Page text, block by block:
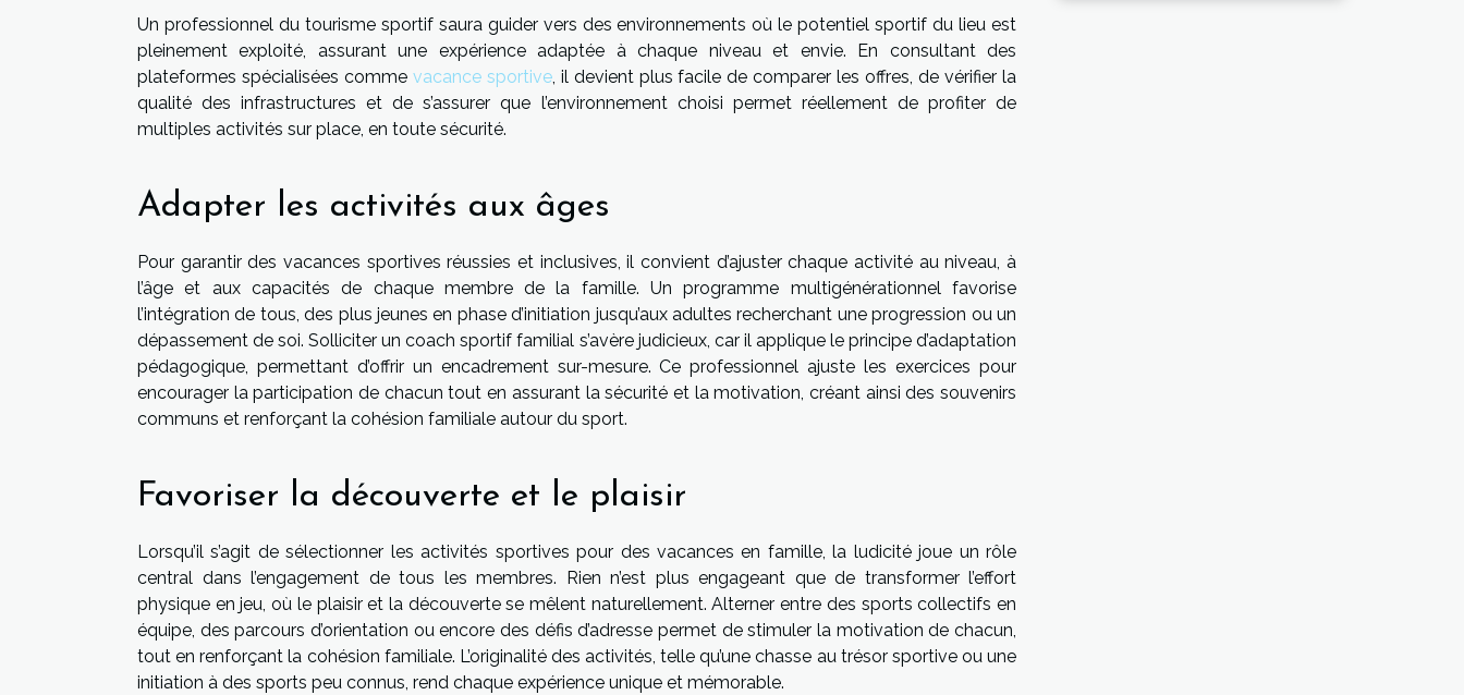
Un professionnel du tourisme sportif saura guider vers des environnements où le potentiel sportif du lieu est
pleinement exploité, assurant une expérience adaptée à chaque niveau et envie. En consultant des
plateformes spécialisées comme vacance sportive, il devient plus facile de comparer les offres, de vérifier la
qualité des infrastructures et de s’assurer que l’environnement choisi permet réellement de profiter de
multiples activités sur place, en toute sécurité.
Adapter les activités aux âges
Pour garantir des vacances sportives réussies et inclusives, il convient d’ajuster chaque activité au niveau, à
l’âge et aux capacités de chaque membre de la famille. Un programme multigénérationnel favorise
l’intégration de tous, des plus jeunes en phase d’initiation jusqu’aux adultes recherchant une progression ou un
dépassement de soi. Solliciter un coach sportif familial s’avère judicieux, car il applique le principe d’adaptation
pédagogique, permettant d’offrir un encadrement sur-mesure. Ce professionnel ajuste les exercices pour
encourager la participation de chacun tout en assurant la sécurité et la motivation, créant ainsi des souvenirs
communs et renforçant la cohésion familiale autour du sport.
Favoriser la découverte et le plaisir
Lorsqu’il s’agit de sélectionner les activités sportives pour des vacances en famille, la ludicité joue un rôle
central dans l’engagement de tous les membres. Rien n’est plus engageant que de transformer l’effort
physique en jeu, où le plaisir et la découverte se mêlent naturellement. Alterner entre des sports collectifs en
équipe, des parcours d’orientation ou encore des défis d’adresse permet de stimuler la motivation de chacun,
tout en renforçant la cohésion familiale. L’originalité des activités, telle qu’une chasse au trésor sportive ou une
initiation à des sports peu connus, rend chaque expérience unique et mémorable.